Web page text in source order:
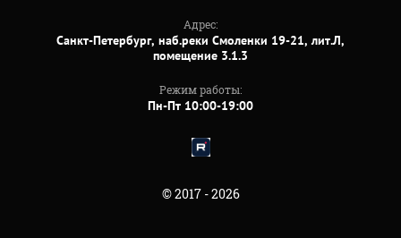
Адрес:
Санкт-Петербург, наб.реки Смоленки 19-21, лит.Л,
помещение 3.1.3
Режим работы:
Пн-Пт 10:00-19:00
© 2017 - 2026